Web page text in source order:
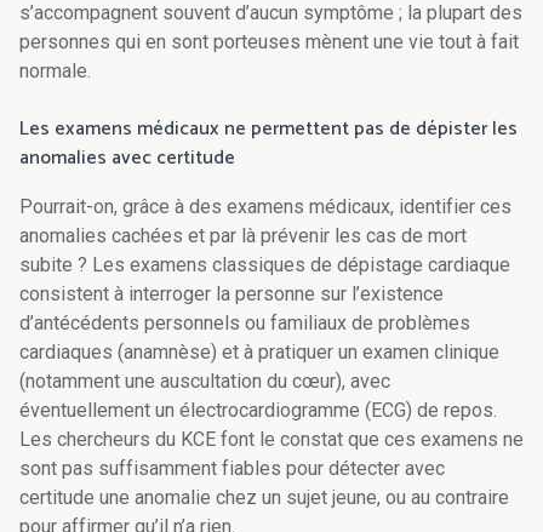
s’accompagnent souvent d’aucun symptôme ; la plupart des
personnes qui en sont porteuses mènent une vie tout à fait
normale.
Les examens médicaux ne permettent pas de dépister les
anomalies avec certitude
Pourrait-on, grâce à des examens médicaux, identifier ces
anomalies cachées et par là prévenir les cas de mort
subite ? Les examens classiques de dépistage cardiaque
consistent à interroger la personne sur l’existence
d’antécédents personnels ou familiaux de problèmes
cardiaques (anamnèse) et à pratiquer un examen clinique
(notamment une auscultation du cœur), avec
éventuellement un électrocardiogramme (ECG) de repos.
Les chercheurs du KCE font le constat que ces examens ne
sont pas suffisamment fiables pour détecter avec
certitude une anomalie chez un sujet jeune, ou au contraire
pour affirmer qu’il n’a rien.